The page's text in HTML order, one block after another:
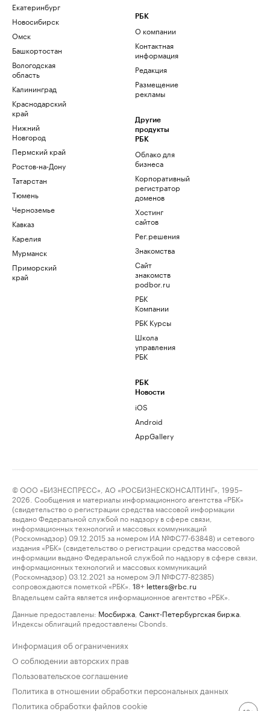
Екатеринбург
Новосибирск
Омск
Башкортостан
Вологодская
область
Калининград
Краснодарский
край
Нижний
Новгород
Пермский край
Ростов-на-Дону
Татарстан
Тюмень
Черноземье
Кавказ
Карелия
Мурманск
Приморский
край
РБК
О компании
Контактная
информация
Редакция
Размещение
рекламы
Другие
продукты
РБК
Облако для
бизнеса
Корпоративный
регистратор
доменов
Хостинг
сайтов
Рег.решения
Знакомства
Сайт
знакомств
podbor.ru
РБК
Компании
РБК Курсы
Школа
управления
РБК
РБК
Новости
iOS
Android
AppGallery
© ООО «БИЗНЕСПРЕСС», АО «РОСБИЗНЕСКОНСАЛТИНГ», 1995–
2026. Сообщения и материалы информационного агентства «РБК»
(свидетельство о регистрации средства массовой информации
выдано Федеральной службой по надзору в сфере связи,
информационных технологий и массовых коммуникаций
(Роскомнадзор) 09.12.2015 за номером ИА №ФС77-63848) и сетевого
издания «РБК» (свидетельство о регистрации средства массовой
информации выдано Федеральной службой по надзору в сфере связи,
информационных технологий и массовых коммуникаций
(Роскомнадзор) 03.12.2021 за номером ЭЛ №ФС77-82385)
сопровождаются пометкой «РБК».
18+ letters@rbc.ru
Владельцем сайта является информационное агентство «РБК».
Данные предоставлены: Мосбиржа Санкт-Петербургская биржа
Индексы облигаций предоставлены Cbonds.
Информация об ограничениях
О соблюдении авторских прав
Пользовательское соглашение
Политика в отношении обработки персональных данных
Политика обработки файлов cookie